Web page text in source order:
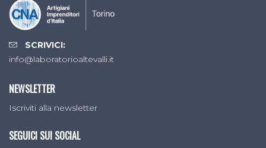
SCRIVICI:
info@laboratorioaltevalli.it
NEWSLETTER
Iscriviti alla newsletter
SEGUICI SUI SOCIAL